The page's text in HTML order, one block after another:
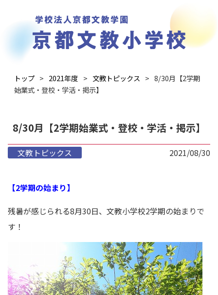
トップ 2021年度 文教トピックス
8/30月【2学期
始業式・登校・学活・掲示】
8/30月【2学期始業式・登校・学活・掲示】
文教トピックス 2021/08/30
【2学期の始まり】
残暑が感じられる8月30日、文教小学校2学期の始まりで
す！